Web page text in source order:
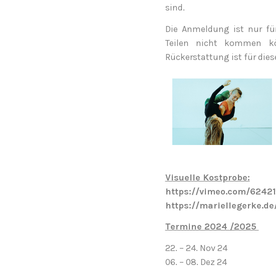
sind.
Die Anmeldung ist nur
Teilen nicht kommen
Rückerstattung ist für
Visuelle Kostprobe:
https://vimeo.com/
https://
Termine 2024 /2025
22. – 24. Nov 24
06. – 08. Dez 24